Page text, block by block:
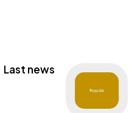
Last news